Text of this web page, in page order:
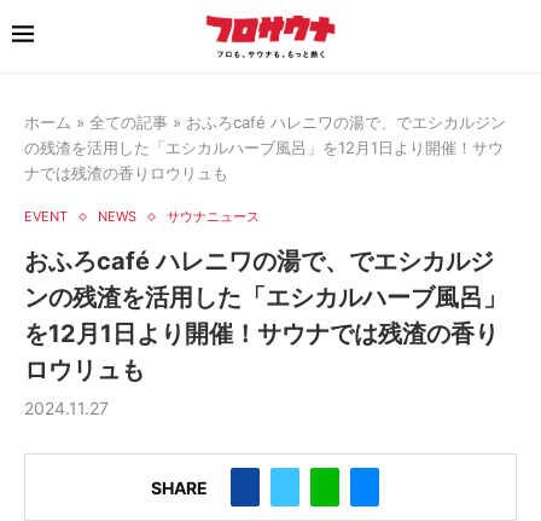
ホーム » 全ての記事 » おふろcafé ハレニワの湯で、でエシカルジン
の残渣を活用した「エシカルハーブ風呂」を12月1日より開催！サウ
ナでは残渣の香りロウリュも
EVENT NEWS サウナニュース
おふろcafé ハレニワの湯で、でエシカルジ
ンの残渣を活用した「エシカルハーブ風呂」
を12月1日より開催！サウナでは残渣の香り
ロウリュも
2024.11.27
SHARE